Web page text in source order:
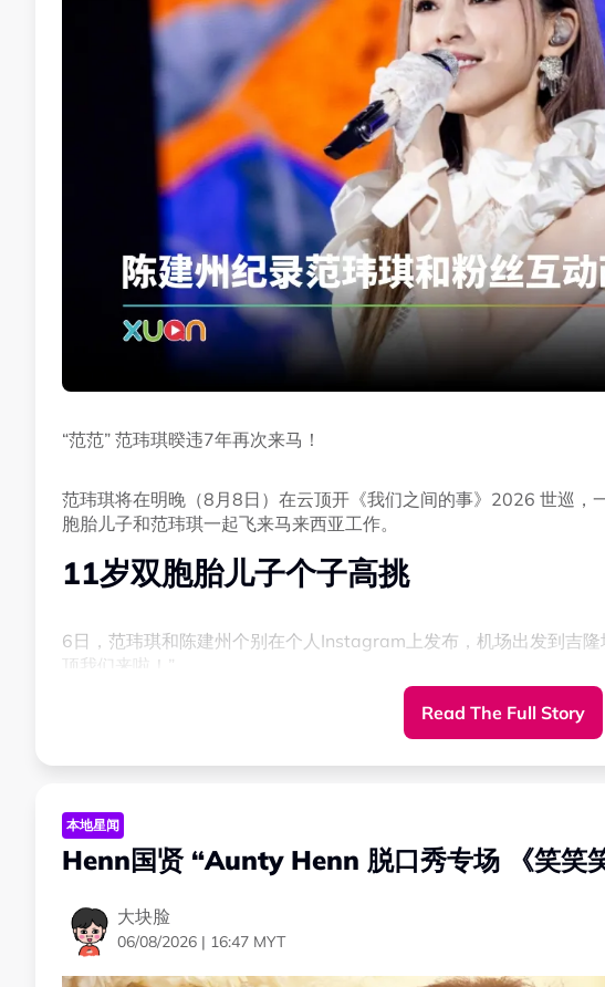
“范范” 范玮琪暌违7年再次来马！
范玮琪将在明晚（8月8日）在云顶开《我们之间的事》2026 世巡，
胞胎儿子和范玮琪一起飞来马来西亚工作。
11岁双胞胎儿子个子高挑
6日，范玮琪和陈建州个别在个人Instagram上发布，机场出发到吉
顶我们来啦！”。
画面中看见，11岁的飞飞和翔翔身高已经超过172CM范玮琪的肩膀，
Read The Full Story
本地星闻
Henn国贤 “Aunty Henn 脱口秀专场 《笑笑
大块脸
06/08/2026 | 16:47 MYT